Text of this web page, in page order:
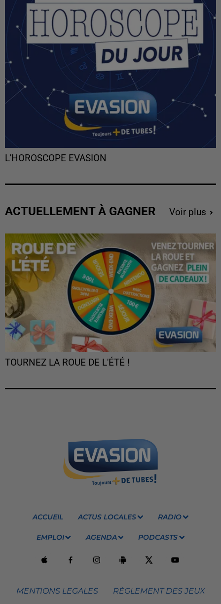
L'HOROSCOPE EVASION
ACTUELLEMENT À GAGNER Voir plus
TOURNEZ LA ROUE DE L'ÉTÉ !
ACCUEIL ACTUS LOCALES RADIO
EMPLOI AGENDA PODCASTS
MENTIONS LEGALES RÈGLEMENT DES JEUX